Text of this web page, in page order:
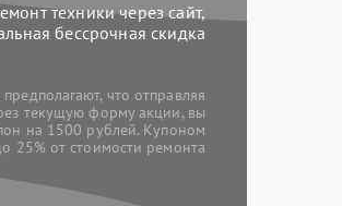
техники через сайт,
бессрочная скидка
что отправляя
текущую форму акции, вы
на 1500 рублей. Купоном
25% от стоимости ремонта